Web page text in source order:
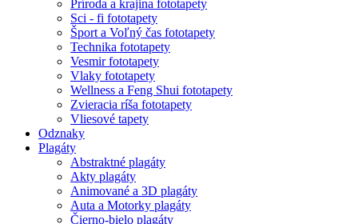
Príroda a krajina fototapety
Sci - fi fototapety
Šport a Voľný čas fototapety
Technika fototapety
Vesmir fototapety
Vlaky fototapety
Wellness a Feng Shui fototapety
Zvieracia ríša fototapety
Vliesové tapety
Odznaky
Plagáty
Abstraktné plagáty
Akty plagáty
Animované a 3D plagáty
Auta a Motorky plagáty
Čierno-bielo plagáty